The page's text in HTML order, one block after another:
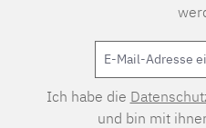
Ich habe die
und bin mit